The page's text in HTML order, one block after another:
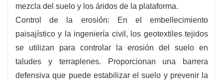
mezcla del suelo y los áridos de la plataforma.
Control de la erosión: En el embellecimiento
paisajístico y la ingeniería civil, los geotextiles tejidos
se utilizan para controlar la erosión del suelo en
taludes y terraplenes. Proporcionan una barrera
defensiva que puede estabilizar el suelo y prevenir la